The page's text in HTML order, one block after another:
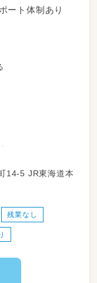
ート体制あり
で
助 など
ロー体制あり！
海道本
残業なし